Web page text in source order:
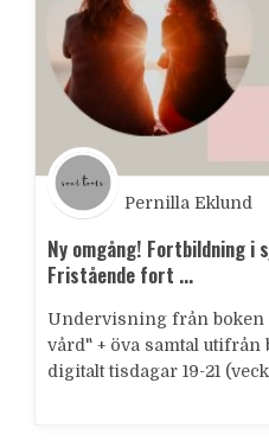
Pernilla Eklund
Ny omgång! Fortbildning i
Fristående fort ...
Undervisning från boken
vård" + öva samtal utifrån
digitalt tisdagar 19-21